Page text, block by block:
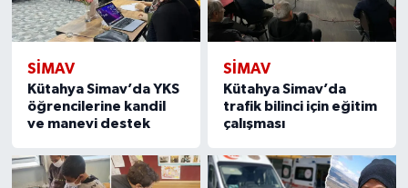
SIMAV
Kütahya Simav’da YKS
öğrencilerine kandil
ve manevi destek
SIMAV
Kütahya Simav’da
trafik bilinci için eğitim
çalışması